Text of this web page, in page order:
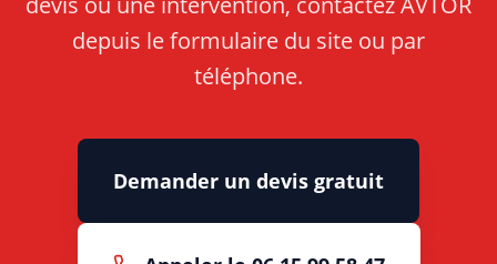
depuis le formulaire du site ou par
téléphone.
Demander un devis gratuit